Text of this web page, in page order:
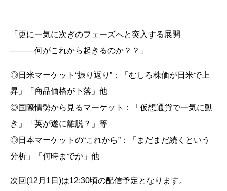
「更に一気に次ぎのフェーズへと突入する展開
―――何がこれから起きるのか？？」
◎日米マーケット“振り返り”：「むしろ株価が日米で上
昇」「商品価格が下落」他
◎国際情勢から見るマーケット：「仮想通貨で一気に動
き」「英が遂に離脱？」等
◎日本マーケットの“これから”：「まだまだ続くという
分析」「何時までか」他
次回(12月1日)は12:30頃の配信予定となります。